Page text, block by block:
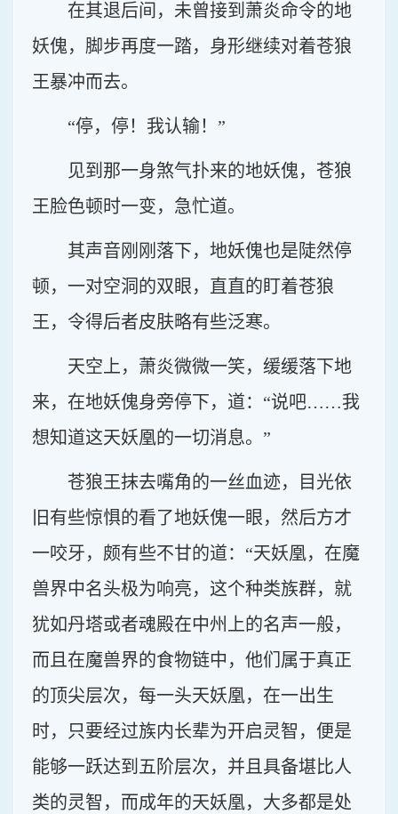
在其退后间，未曾接到萧炎命令的地
妖傀，脚步再度一踏，身形继续对着苍狼
王暴冲而去。
“停，停！我认输！”
见到那一身煞气扑来的地妖傀，苍狼
王脸色顿时一变，急忙道。
其声音刚刚落下，地妖傀也是陡然停
顿，一对空洞的双眼，直直的盯着苍狼
王，令得后者皮肤略有些泛寒。
天空上，萧炎微微一笑，缓缓落下地
来，在地妖傀身旁停下，道：“说吧……我
想知道这天妖凰的一切消息。”
苍狼王抹去嘴角的一丝血迹，目光依
旧有些惊惧的看了地妖傀一眼，然后方才
一咬牙，颇有些不甘的道：“天妖凰，在魔
兽界中名头极为响亮，这个种类族群，就
犹如丹塔或者魂殿在中州上的名声一般，
而且在魔兽界的食物链中，他们属于真正
的顶尖层次，每一头天妖凰，在一出生
时，只要经过族内长辈为开启灵智，便是
能够一跃达到五阶层次，并且具备堪比人
类的灵智，而成年的天妖凰，大多都是处